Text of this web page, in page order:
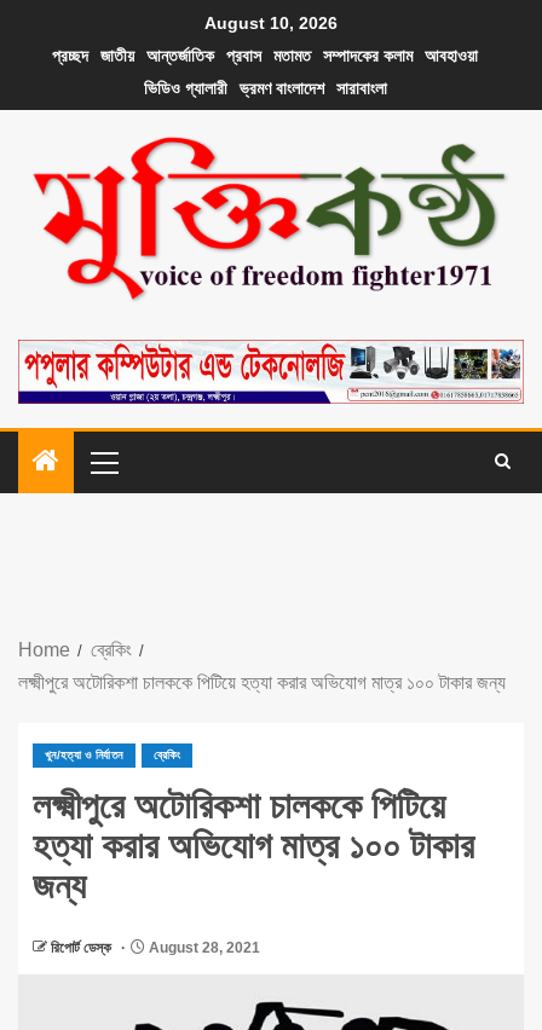
August 10, 2026
প্রচ্ছদ
জাতীয় আন্তর্জাতিক প্রবাস মতামত সম্পাদকের কলাম
আবহাওয়া
ভিডিও গ্যালারী
ভ্রমণ বাংলাদেশ সারাবাংলা
Home
ব্রেকিং
লক্ষ্মীপুরে অটোরিকশা চালককে পিটিয়ে হত্যা করার অভিযোগ মাত্র ১০০ টাকার জন্য
খুন/হত্যা ও নির্যাতন ব্রেকিং
লক্ষ্মীপুরে অটোরিকশা চালককে পিটিয়ে
হত্যা করার অভিযোগ মাত্র ১০০ টাকার
জন্য
রিপোর্ট ডেস্ক August 28, 2021